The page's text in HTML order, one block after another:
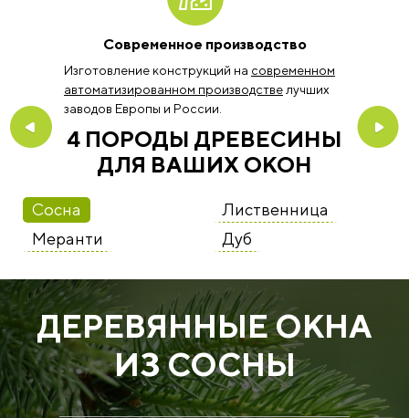
Современное производство
Изготовление конструкций на современном
автоматизированном производствелучших
заводов Европы и России.
4 ПОРОДЫ ДРЕВЕСИНЫ
ДЛЯ ВАШИХ ОКОН
Сосна
Лиственница
Меранти
Дуб
ДЕРЕВЯННЫЕ ОКНА
ИЗ СОСНЫ